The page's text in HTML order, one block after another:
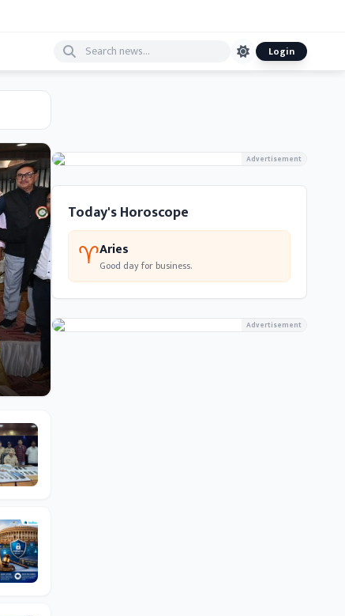
Login
Advertisement
Today's Horoscope
♈Aries
Good day for business.
Advertisement